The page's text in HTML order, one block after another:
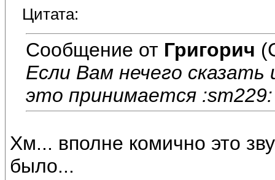
Цитата:
Сообщение от Григорич
Если Вам нечего
это принимается :sm229:
Хм... вполне комично это
было...